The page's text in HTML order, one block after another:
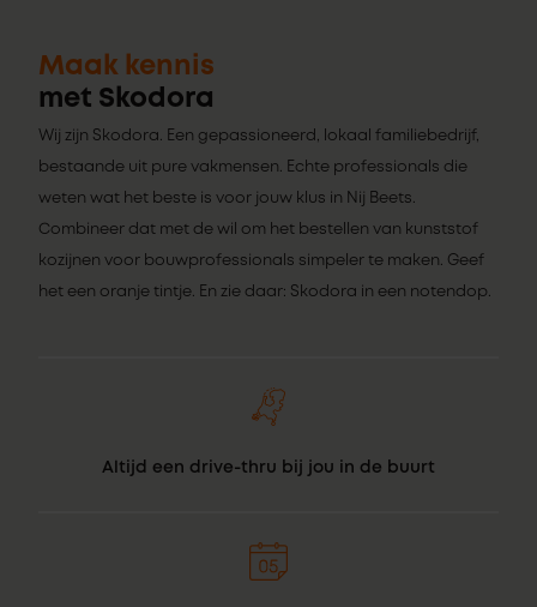
Maak kennis
met Skodora
Wij zijn Skodora. Een gepassioneerd, lokaal familiebedrijf,
bestaande uit pure vakmensen. Echte professionals die
weten wat het beste is voor jouw klus in Nij Beets.
Combineer dat met de wil om het bestellen van kunststof
kozijnen voor bouwprofessionals simpeler te maken. Geef
het een oranje tintje. En zie daar: Skodora in een notendop.
Altijd een drive-thru bij jou in de buurt